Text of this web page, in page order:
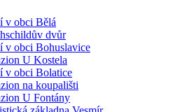
v obci Bělá
dvůr
v obci Bohuslavice
U Kostela
v obci Bolatice
na koupališti
U Fontány